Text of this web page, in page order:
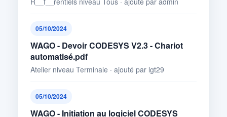
05/10/2024
WAGO - Devoir CODESYS V2.3 - Chariot
automatisé.pdf
Atelier niveau Terminale · ajouté par lgt29
05/10/2024
WAGO - Initiation au logiciel CODESYS